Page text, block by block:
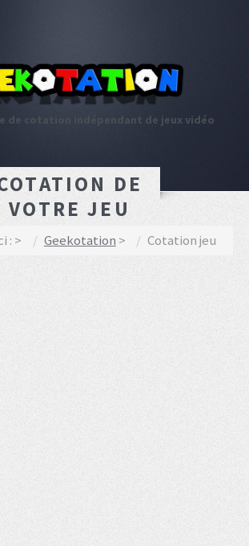
de cotation indépendant de jeux vidéo
DE
VOTRE JEU
: Geekotation Cotation jeu